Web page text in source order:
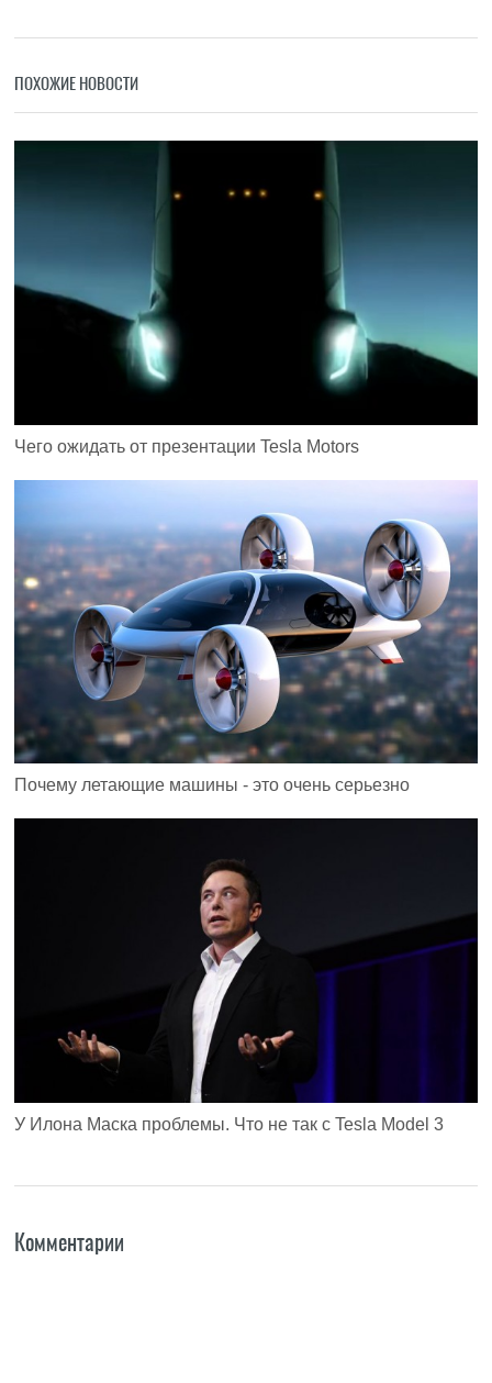
ПОХОЖИЕ НОВОСТИ
Чего ожидать от презентации Tesla Motors
Почему летающие машины - это очень серьезно
У Илона Маска проблемы. Что не так с Tesla Model 3
Комментарии